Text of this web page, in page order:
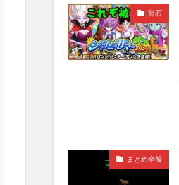
龍石
まとめ全般